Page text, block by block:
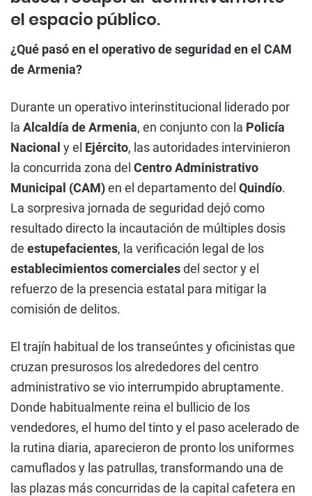
el espacio público.
¿Qué pasó en el operativo de seguridad en el CAM
de Armenia?
Durante un operativo interinstitucional liderado por
la Alcaldía de Armenia, en conjunto con la Policía
Nacional y el Ejército, las autoridades intervinieron
la concurrida zona del Centro Administrativo
Municipal (CAM)en el departamento del Quindío.
La sorpresiva jornada de seguridad dejó como
resultado directo la incautación de múltiples dosis
de estupefacientes, la verificación legal de los
establecimientos comercialesdel sector y el
refuerzo de la presencia estatal para mitigar la
comisión de delitos.
El trajín habitual de los transeúntes y oficinistas que
cruzan presurosos los alrededores del centro
administrativo se vio interrumpido abruptamente.
Donde habitualmente reina el bullicio de los
vendedores, el humo del tinto y el paso acelerado de
la rutina diaria, aparecieron de pronto los uniformes
camuflados y las patrullas, transformando una de
las plazas más concurridas de la capital cafetera en